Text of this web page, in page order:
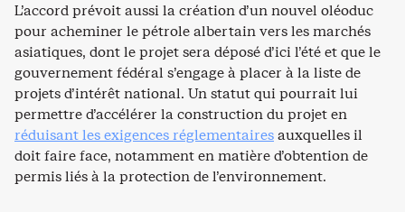
L’accord prévoit aussi la création d’un nouvel oléoduc
pour acheminer le pétrole albertain vers les marchés
asiatiques, dont le projet sera déposé d’ici l’été et que le
gouvernement fédéral s’engage à placer à la liste de
projets d’intérêt national. Un statut qui pourrait lui
permettre d’accélérer la construction du projet en
réduisant les exigences réglementairesauxquelles il
doit faire face, notamment en matière d’obtention de
permis liés à la protection de l’environnement.